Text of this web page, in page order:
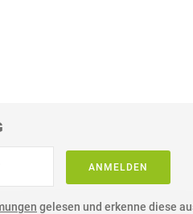
ANMELDEN
gelesen und erkenne diese